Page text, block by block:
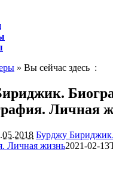
» Вы сейчас здесь :
Личная
Бурджу
Личная жизнь2021-02-